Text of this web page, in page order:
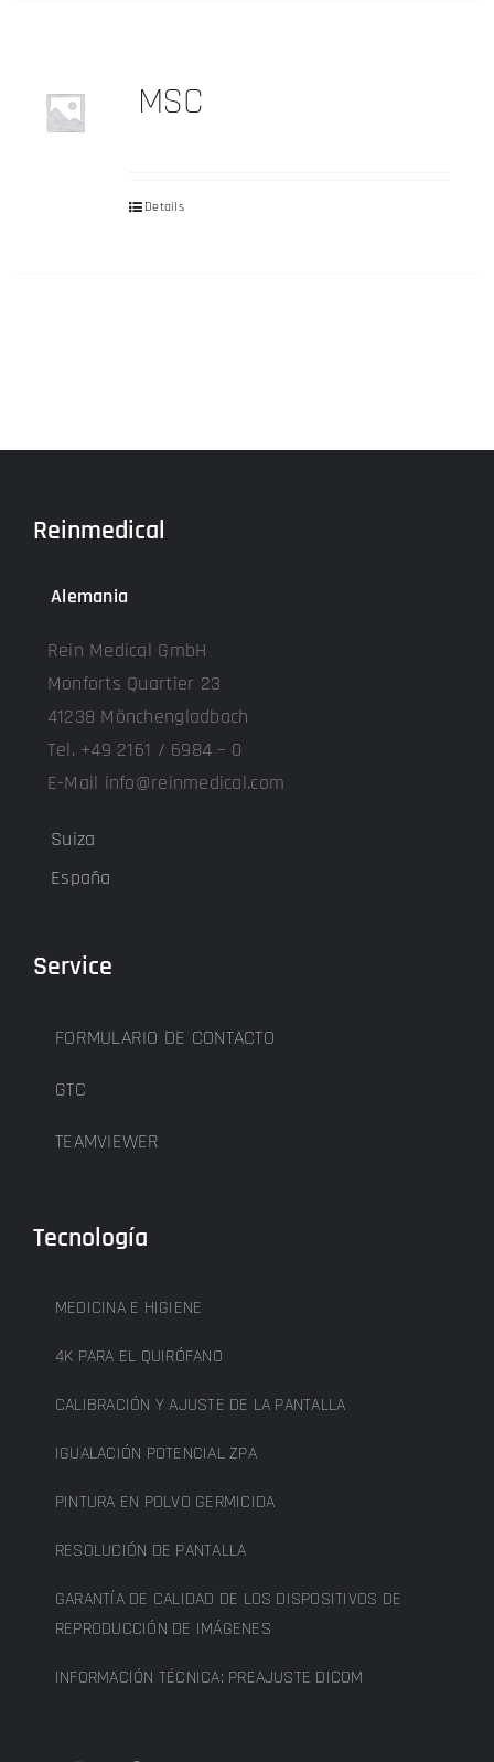
MSC
Details
Reinmedical
Alemania
Rein Medical GmbH
Monforts Quartier 23
41238 Mönchengladbach
Tel. +49 2161 / 6984 – 0
E-Mail info@reinmedical.com
Suiza
España
Service
FORMULARIO DE CONTACTO
GTC
TEAMVIEWER
Tecnología
MEDICINA E HIGIENE
4K PARA EL QUIRÓFANO
CALIBRACIÓN Y AJUSTE DE LA PANTALLA
IGUALACIÓN POTENCIAL ZPA
PINTURA EN POLVO GERMICIDA
RESOLUCIÓN DE PANTALLA
GARANTÍA DE CALIDAD DE LOS DISPOSITIVOS DE
REPRODUCCIÓN DE IMÁGENES
INFORMACIÓN TÉCNICA: PREAJUSTE DICOM